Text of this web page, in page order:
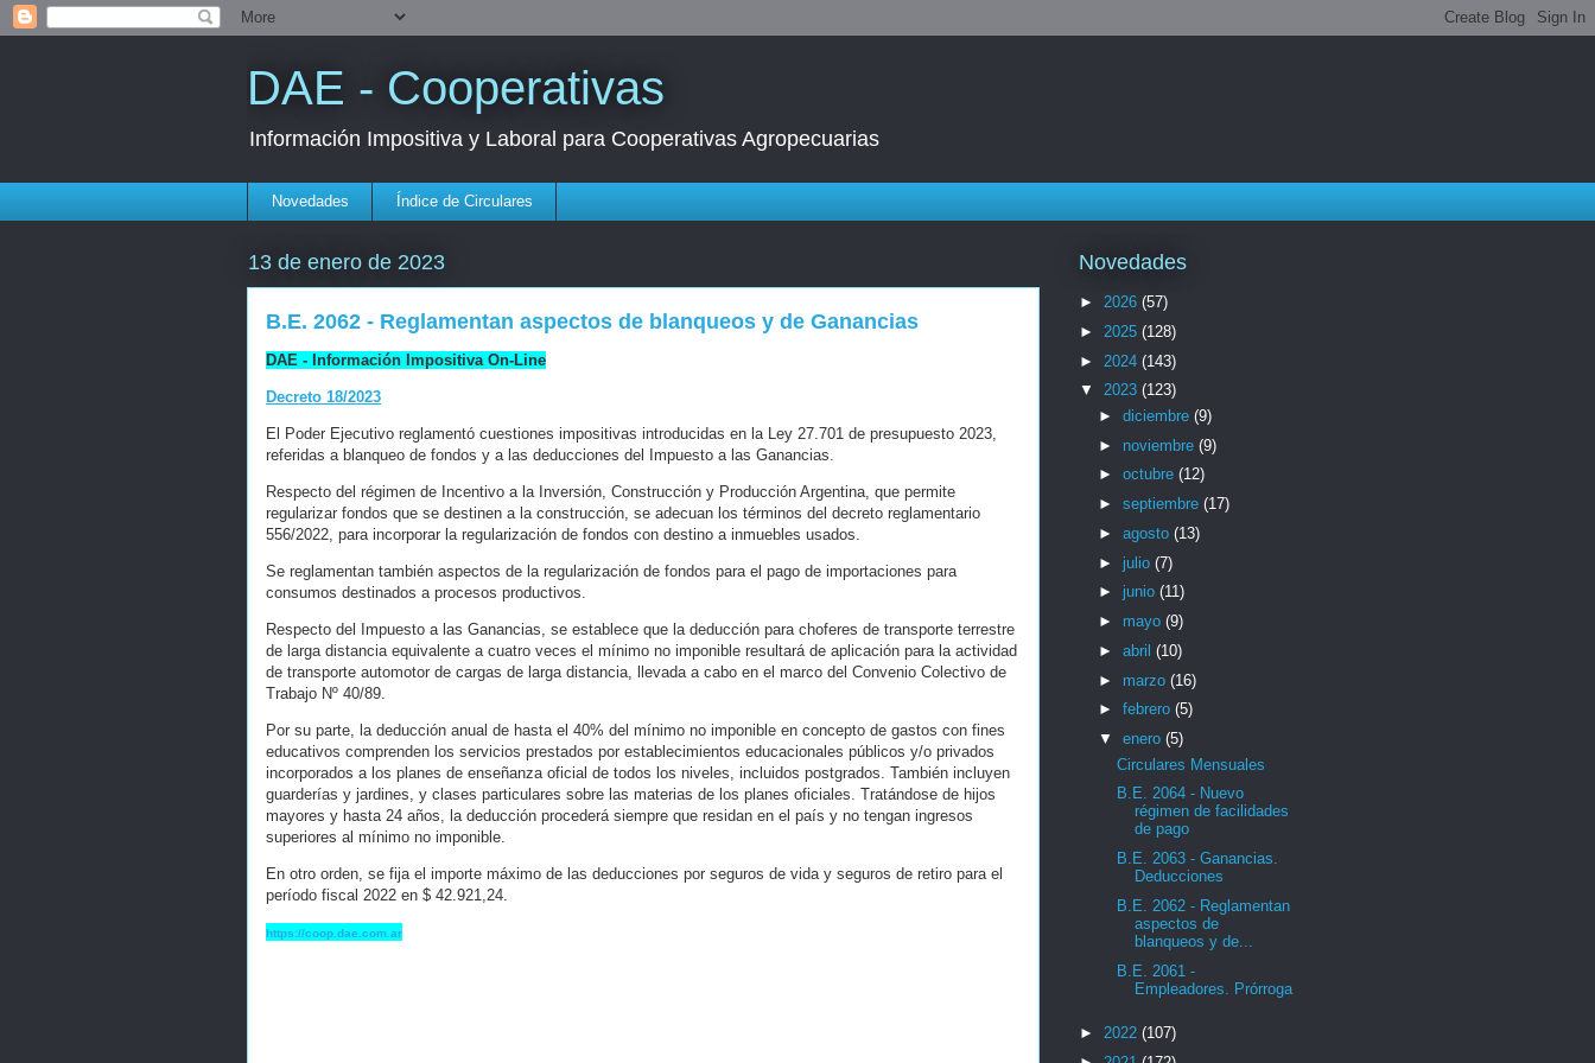
DAE - Cooperativas
Información Impositiva y Laboral para Cooperativas Agropecuarias
Novedades Índice de Circulares
13 de enero de 2023
B.E. 2062 - Reglamentan aspectos de blanqueos y de Ganancias
DAE - Información Impositiva On-Line
Decreto 18/2023
El Poder Ejecutivo reglamentó cuestiones impositivas introducidas en la Ley 27.701 de presupuesto 2023,
referidas a blanqueo de fondos y a las deducciones del Impuesto a las Ganancias.
Respecto del régimen de Incentivo a la Inversión, Construcción y Producción Argentina, que permite
regularizar fondos que se destinen a la construcción, se adecuan los términos del decreto reglamentario
556/2022, para incorporar la regularización de fondos con destino a inmuebles usados.
Se reglamentan también aspectos de la regularización de fondos para el pago de importaciones para
consumos destinados a procesos productivos.
Respecto del Impuesto a las Ganancias, se establece que la deducción para choferes de transporte terrestre
de larga distancia equivalente a cuatro veces el mínimo no imponible resultará de aplicación para la actividad
de transporte automotor de cargas de larga distancia, llevada a cabo en el marco del Convenio Colectivo de
Trabajo Nº 40/89.
Por su parte, la deducción anual de hasta el 40% del mínimo no imponible en concepto de gastos con fines
educativos comprenden los servicios prestados por establecimientos educacionales públicos y/o privados
incorporados a los planes de enseñanza oficial de todos los niveles, incluidos postgrados. También incluyen
guarderías y jardines, y clases particulares sobre las materias de los planes oficiales. Tratándose de hijos
mayores y hasta 24 años, la deducción procederá siempre que residan en el país y no tengan ingresos
superiores al mínimo no imponible.
En otro orden, se fija el importe máximo de las deducciones por seguros de vida y seguros de retiro para el
período fiscal 2022 en $ 42.921,24.
https://coop.dae.com.ar
Novedades
► 2026 (57)
► 2025 (128)
► 2024 (143)
▼ 2023 (123)
► diciembre (9)
► noviembre (9)
► octubre (12)
► septiembre (17)
► agosto (13)
► julio (7)
► junio (11)
► mayo (9)
► abril (10)
► marzo (16)
► febrero (5)
▼ enero (5)
Circulares Mensuales
B.E. 2064 - Nuevo
régimen de facilidades
de pago
B.E. 2063 - Ganancias.
Deducciones
B.E. 2062 - Reglamentan
aspectos de
blanqueos y de...
B.E. 2061 -
Empleadores. Prórroga
► 2022 (107)